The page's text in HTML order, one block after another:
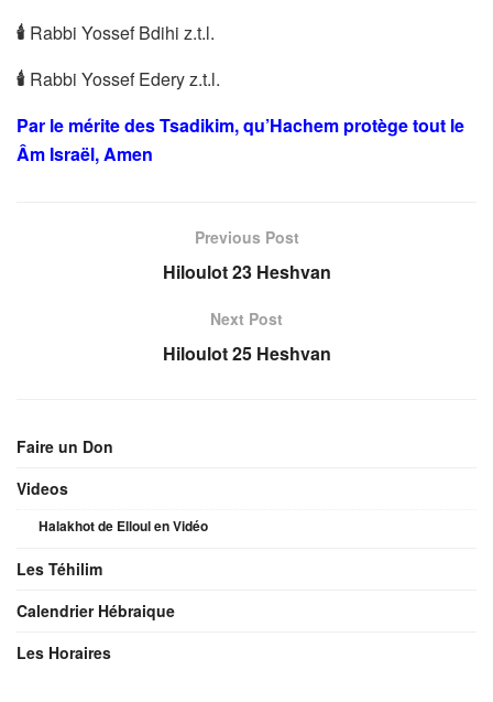
🕯 Rabbi Yossef Bdihi z.t.l.
🕯 Rabbi Yossef Edery z.t.l.
Par le mérite des Tsadikim, qu’Hachem protège tout le
Âm Israël, Amen
Previous Post
Hiloulot 23 Heshvan
Next Post
Hiloulot 25 Heshvan
Faire un Don
Videos
Halakhot de Elloul en Vidéo
Les Téhilim
Calendrier Hébraique
Les Horaires